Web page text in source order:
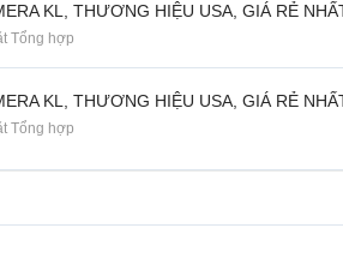
KL, THƯƠNG HIỆU USA, GIÁ RẺ
Tổng hợp
KL, THƯƠNG HIỆU USA, GIÁ RẺ
Tổng hợp